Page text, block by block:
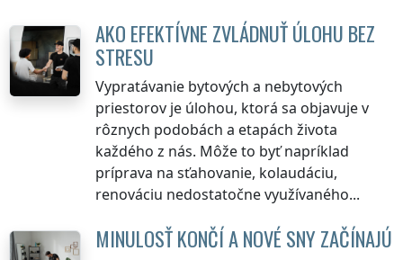
AKO EFEKTÍVNE ZVLÁDNUŤ ÚLOHU BEZ
STRESU
Vypratávanie bytových a nebytových
priestorov je úlohou, ktorá sa objavuje v
rôznych podobách a etapách života
každého z nás. Môže to byť napríklad
príprava na sťahovanie, kolaudáciu,
renováciu nedostatočne využívaného...
MINULOSŤ KONČÍ A NOVÉ SNY ZAČÍNAJÚ